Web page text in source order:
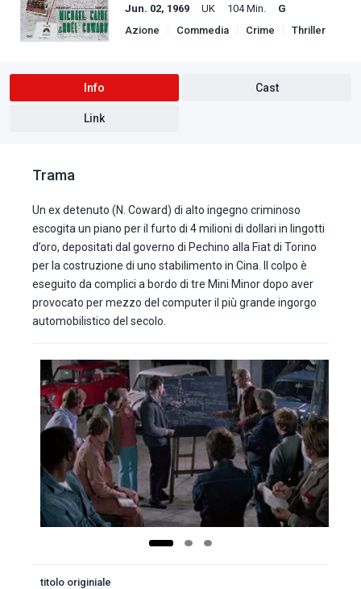
Jun. 02, 1969 UK 104 Min.
G
Azione
Commedia Crime Thriller
Info Cast
Link
Trama
Un ex detenuto (N. Coward) di alto ingegno criminoso
escogita un piano per il furto di 4 milioni di dollari in lingotti
d’oro, depositati dal governo di Pechino alla Fiat di Torino
per la costruzione di uno stabilimento in Cina. Il colpo è
eseguito da complici a bordo di tre Mini Minor dopo aver
provocato per mezzo del computer il più grande ingorgo
automobilistico del secolo.
titolo originiale